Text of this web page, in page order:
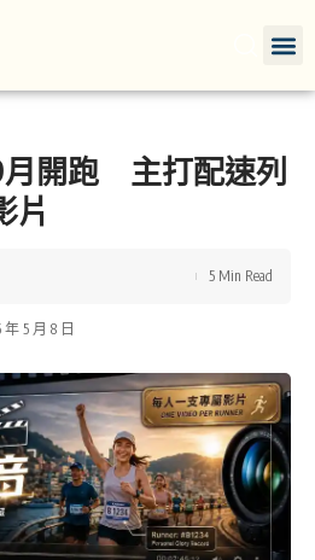
開跑 主打配速列
片
年 5 月 8 日
5 Min Read